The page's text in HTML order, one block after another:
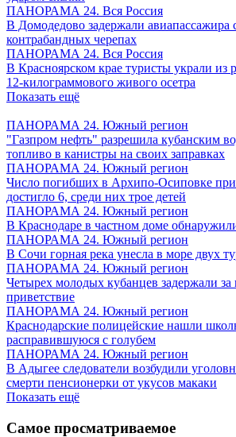
ПАНОРАМА 24. Вся Россия
В Домодедово задержали авиапассажира
контрабандных черепах
ПАНОРАМА 24. Вся Россия
В Красноярском крае туристы украли из
12-килограммового живого осетра
Показать ещё
ПАНОРАМА 24. Южный регион
"Газпром нефть" разрешила кубанским
топливо в канистры на своих заправках
ПАНОРАМА 24. Южный регион
Число погибших в Архипо-Осиповке
достигло 6, среди них трое детей
ПАНОРАМА 24. Южный регион
В Краснодаре в частном доме
ПАНОРАМА 24. Южный регион
В Сочи горная река унесла в море двух
ПАНОРАМА 24. Южный регион
Четырех молодых кубанцев задержали за
приветствие
ПАНОРАМА 24. Южный регион
Краснодарские полицейские нашли
расправившуюся с голубем
ПАНОРАМА 24. Южный регион
В Адыгее следователи возбудили
смерти пенсионерки от укусов макаки
Показать ещё
Самое просматриваемое